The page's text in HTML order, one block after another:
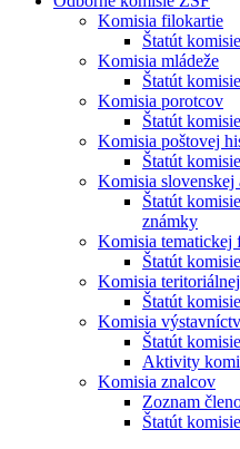
Komisia filokartie
Štatút komisie
Komisia mládeže
Štatút komisie
Komisia porotcov
Štatút komisie
Komisia poštovej
Štatút komisie
Komisia slovenskej
Štatút
známky
Komisia tematickej
Štatút komisie
Komisia
Štatút komisie
Komisia
Štatút komisie
Aktivity
Komisia znalcov
Zoznam
Štatút komisie